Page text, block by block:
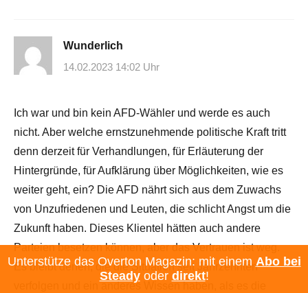
Wunderlich
14.02.2023 14:02 Uhr
Ich war und bin kein AFD-Wähler und werde es auch
nicht. Aber welche ernstzunehmende politische Kraft tritt
denn derzeit für Verhandlungen, für Erläuterung der
Hintergründe, für Aufklärung über Möglichkeiten, wie es
weiter geht, ein? Die AFD nährt sich aus dem Zuwachs
von Unzufriedenen und Leuten, die schlicht Angst um die
Zukunft haben. Dieses Klientel hätten auch andere
Parteien besetzen können, aber das Vertrauen ist weg.
Es bleibt denen, die die Situation seit Jahrzehnten
verfolgen und ein anderes Wissen haben, als es die
Unterstütze das Overton Magazin: mit einem Abo bei
Steadyoder direkt!